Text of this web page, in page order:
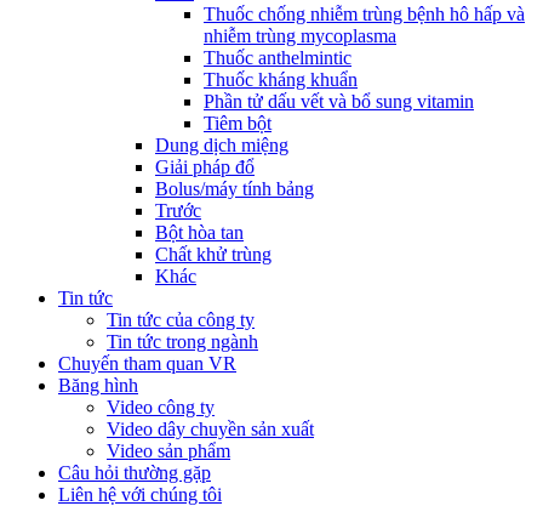
Thuốc chống nhiễm trùng bệnh hô hấp và
nhiễm trùng mycoplasma
Thuốc anthelmintic
Thuốc kháng khuẩn
Phần tử dấu vết và bổ sung vitamin
Tiêm bột
Dung dịch miệng
Giải pháp đổ
Bolus/máy tính bảng
Trước
Bột hòa tan
Chất khử trùng
Khác
Tin tức
Tin tức của công ty
Tin tức trong ngành
Chuyến tham quan VR
Băng hình
Video công ty
Video dây chuyền sản xuất
Video sản phẩm
Câu hỏi thường gặp
Liên hệ với chúng tôi